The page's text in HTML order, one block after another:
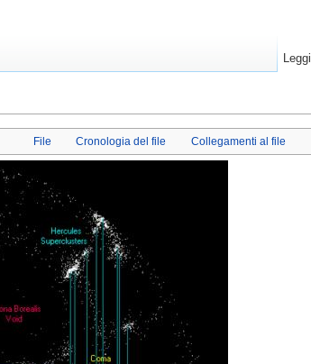
File Cronologia del file Collegamenti al file
Leggi